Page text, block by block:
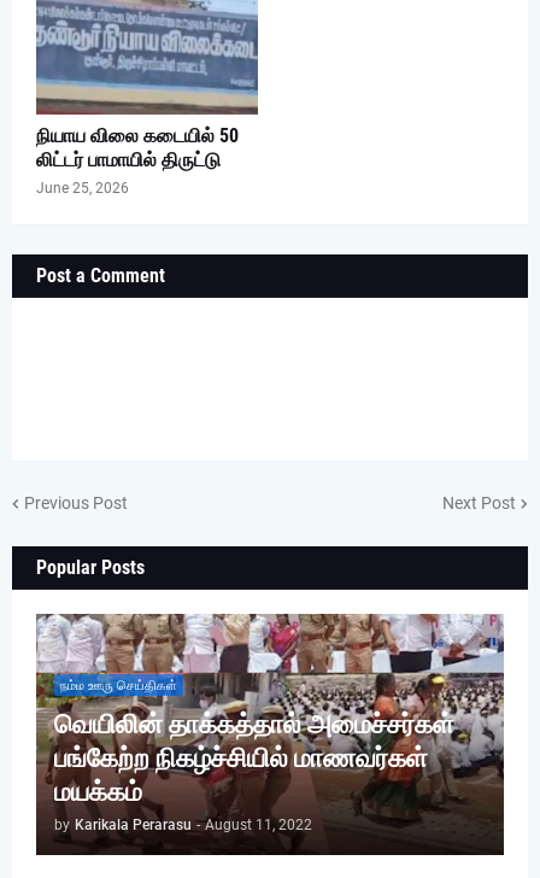
நியாய விலை கடையில் 50
லிட்டர் பாமாயில் திருட்டு
June 25, 2026
Post a Comment
Previous Post Next Post
Popular Posts
நம்ம ஊரு செய்திகள்
வெயிலின் தாக்கத்தால் அமைச்சர்கள்
பங்கேற்ற நிகழ்ச்சியில் மாணவர்கள்
மயக்கம்
by Karikala Perarasu - August 11, 2022